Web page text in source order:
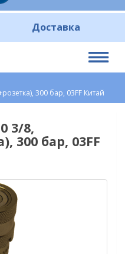
Доставка
300 бар, 03FF Китай
3/8,
300 бар, 03FF